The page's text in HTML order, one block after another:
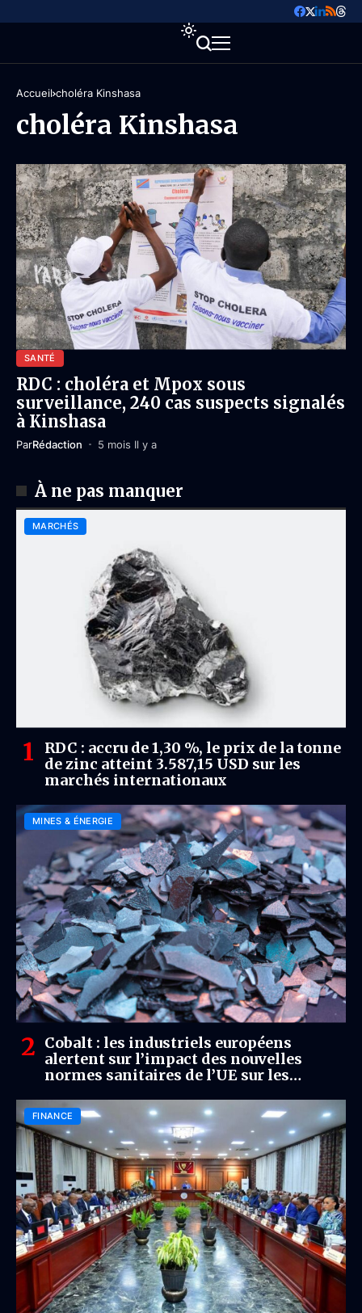
Accueil choléra Kinshasa
choléra Kinshasa
SANTÉ
RDC : choléra et Mpox sous
surveillance, 240 cas suspects signalés
à Kinshasa
ParRédaction 5 mois Il y a
À ne pas manquer
MARCHÉS
RDC : accru de 1,30 %, le prix de la tonne
de zinc atteint 3.587,15 USD sur les
marchés internationaux
MINES & ÉNERGIE
Cobalt : les industriels européens
alertent sur l’impact des nouvelles
normes sanitaires de l’UE sur les
FINANCE